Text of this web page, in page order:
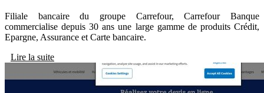
Filiale bancaire du groupe Carrefour, Carrefour Banque
commercialise depuis 30 ans une large gamme de produits Crédit,
Epargne, Assurance et Carte bancaire.
Lire la suite